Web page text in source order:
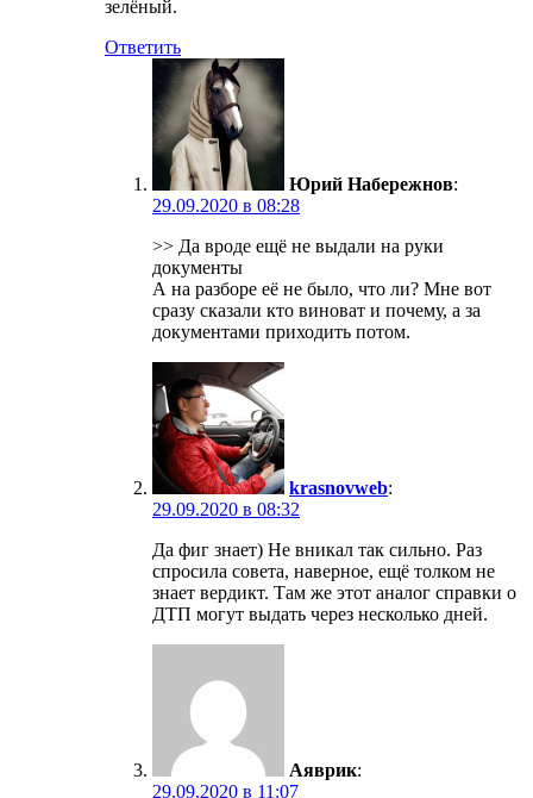
зелёный.
Ответить
Юрий Набережнов:
29.09.2020 в 08:28
>> Да вроде ещё не выдали на руки
документы
А на разборе её не было, что ли? Мне вот
сразу сказали кто виноват и почему, а за
документами приходить потом.
krasnovweb:
29.09.2020 в 08:32
Да фиг знает) Не вникал так сильно. Раз
спросила совета, наверное, ещё толком не
знает вердикт. Там же этот аналог справки о
ДТП могут выдать через несколько дней.
Аяврик:
29.09.2020 в 11:07